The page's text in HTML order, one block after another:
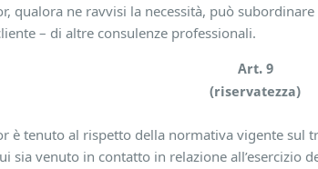
qualora ne ravvisi la necessità, può
– di altre consulenze professionali.
Art. 9
(riservatezza)
è tenuto al rispetto della normativa vigente sul
sia venuto in contatto in relazione all’esercizio